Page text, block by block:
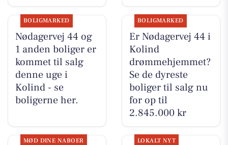
BOLIGMARKED
Nødagervej 44 og
1 anden boliger er
kommet til salg
denne uge i
Kolind - se
boligerne her.
BOLIGMARKED
Er Nødagervej 44 i
Kolind
drømmehjemmet?
Se de dyreste
boliger til salg nu
for op til
2.845.000 kr
MØD DINE NABOER LOKALT NYT